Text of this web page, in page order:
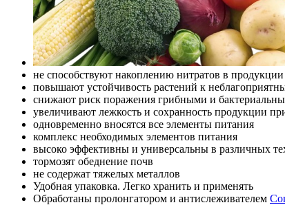
не способствуют накоплению нитратов в продукции
повышают устойчивость растений к
снижают риск поражения грибными и
увеличивают лежкость и сохранность продукции
одновременно вносятся все элементы питания
комплекс необходимых элементов питания
высоко эффективны и универсальны в различных
тормозят обеднение почв
не содержат тяжелых металлов
Удобная упаковка. Легко хранить и применять
Обработаны пролонгатором и антислеживателем